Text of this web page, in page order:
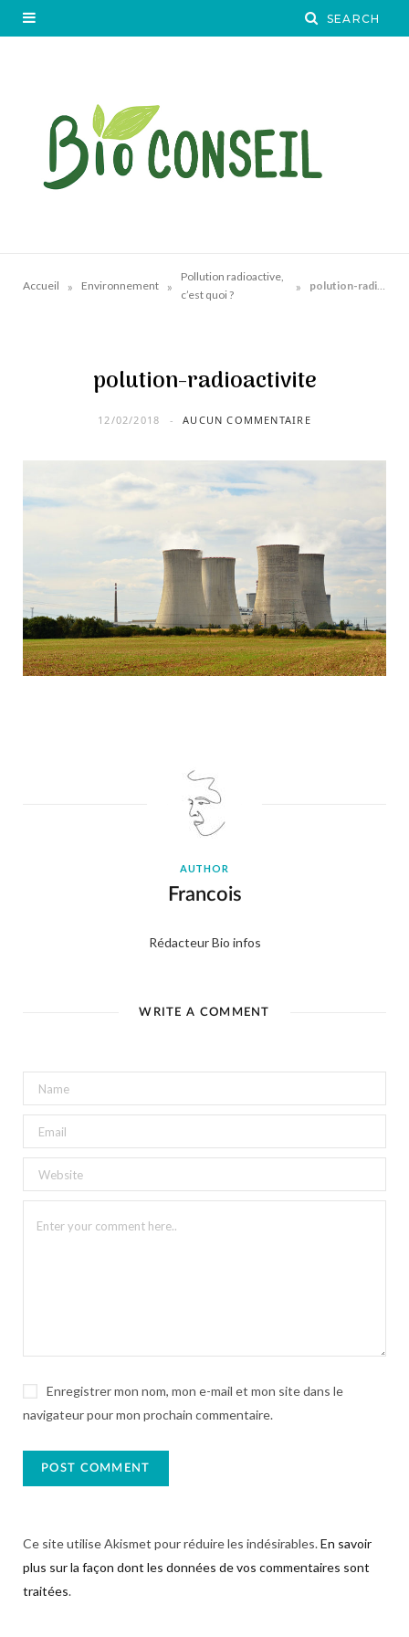
Accueil » Environnement »
Pollution radioactive,
c’est quoi ?
» polution-radioactivite
polution-radioactivite
12/02/2018 AUCUN COMMENTAIRE
AUTHOR
Francois
Rédacteur Bio infos
WRITE A COMMENT
Enregistrer mon nom, mon e-mail et mon site dans le
navigateur pour mon prochain commentaire.
Ce site utilise Akismet pour réduire les indésirables.En savoir
plus sur la façon dont les données de vos commentaires sont
traitées.